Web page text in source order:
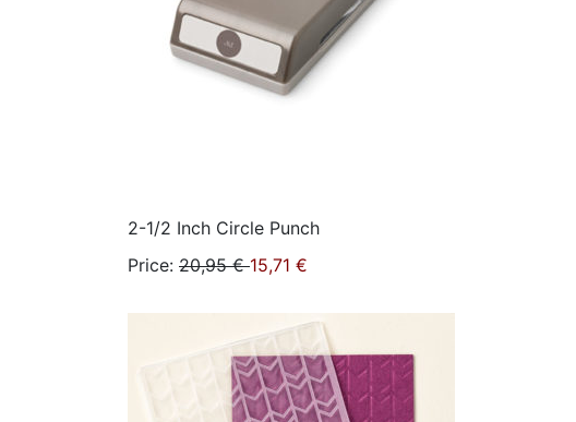
2-1/2 Inch Circle Punch
Price: 20,95 € 15,71 €